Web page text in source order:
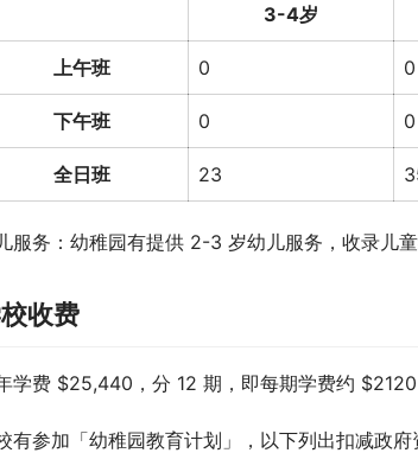
3-4岁
上午班 0 0
下午班 0 0
全日班 23
服务：幼稚园有提供 2-3 岁幼儿服务，收录儿童
收费
学费 $25,440，分 12 期，即每期学费约 $2120
有参加「幼稚园教育计划」，以下列出扣减政